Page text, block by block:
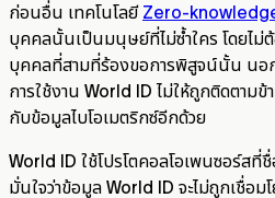
ก่อนอื่น เทคโนโลยี Zero-
บุคคลนั้นเป็นมนุษย์ที่ไม่ซ้ำใคร โดยไม่
บุคคลที่สามที่ร้องขอการพิสูจน์นั้น นอ
การใช้งาน World ID ไม่ให้ถูกติดตาม
กับข้อมูลไบโอเมตริกซ์อีกด้วย
World ID ใช้โปรโตคอลโอเพนซอร์สที่ชื่
มั่นใจว่าข้อมูล World ID จะไม่ถูกเชื่อ